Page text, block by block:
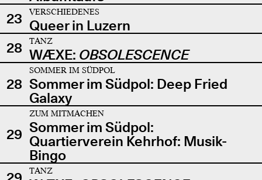
23
VERSCHIEDENES
Queer in Luzern
28
TANZ
WÆXE: OBSOLESCENCE
28
SOMMER IM SÜDPOL
Sommer im Südpol: Deep Fried
Galaxy
29
ZUM MITMACHEN
Sommer im Südpol:
Quartierverein Kehrhof: Musik-
Bingo
TANZ